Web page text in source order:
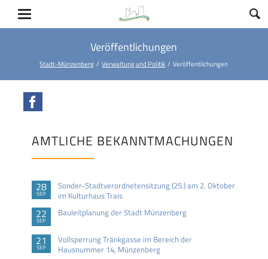
Veröffentlichungen
Stadt-Münzenberg Verwaltung und Politik Veröffentlichungen
AMTLICHE BEKANNTMACHUNGEN
28
SEP
Sonder-Stadtverordnetensitzung (25.) am 2. Oktober
im Kulturhaus Trais
22
SEP
Bauleitplanung der Stadt Münzenberg
21
SEP
Vollsperrung Tränkgasse im Bereich der
Hausnummer 14, Münzenberg